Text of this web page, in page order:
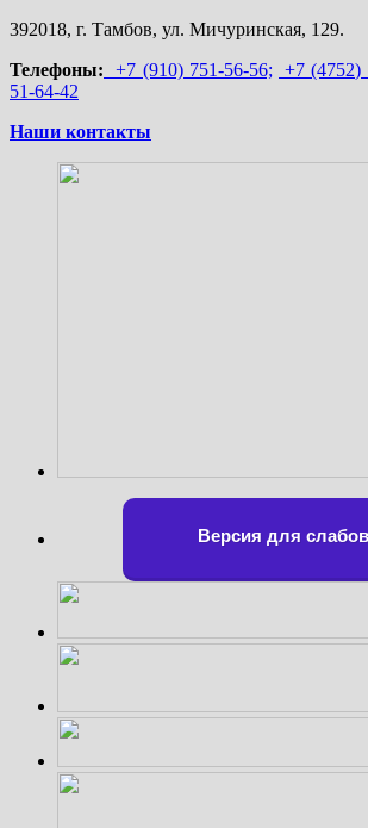
392018, г. Тамбов, ул. Мичуринская, 129.
Телефоны: +7 (910) 751-56-56; +7 (4752)
51-64-42
Наши контакты
Версия для